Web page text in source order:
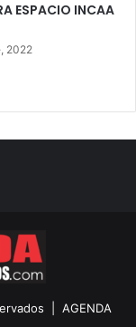
ESPACIO INCAA
2022
| AGENDA